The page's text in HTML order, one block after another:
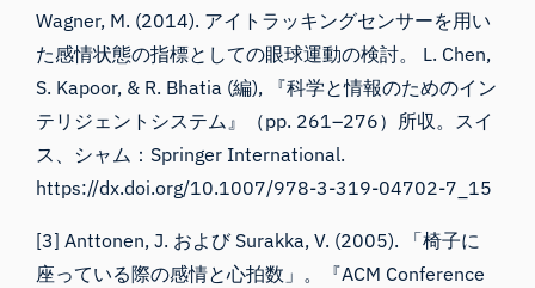
Wagner, M. (2014). アイトラッキングセンサーを用い
た感情状態の指標としての眼球運動の検討。 L. Chen,
S. Kapoor, & R. Bhatia (編), 『科学と情報のためのイン
テリジェントシステム』（pp. 261–276）所収。スイ
ス、シャム：Springer International.
https://dx.doi.org/10.1007/978-3-319-04702-7_15
[3] Anttonen, J. および Surakka, V. (2005). 「椅子に
座っている際の感情と心拍数」。『ACM Conference